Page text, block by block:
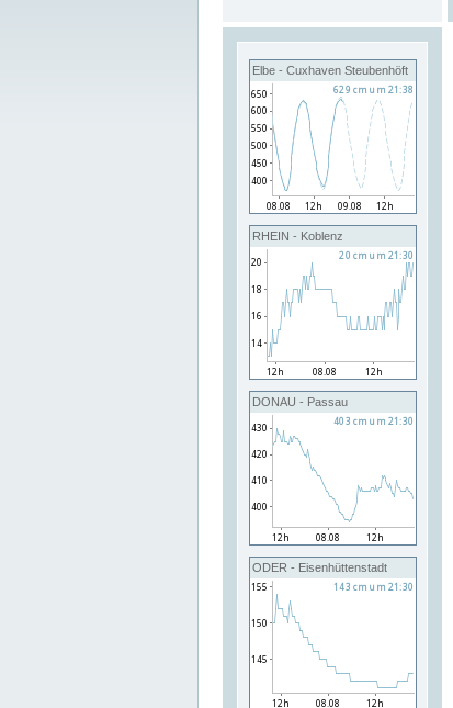
Elbe - Cuxhaven Steubenhöft
RHEIN - Koblenz
DONAU - Passau
ODER - Eisenhüttenstadt